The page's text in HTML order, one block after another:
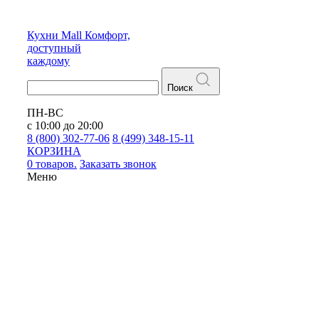
Кухни Mall Комфорт,
доступный
каждому
Поиск
ПН-ВС
с 10:00 до 20:00
8 (800) 302-77-06 8 (499) 348-15-11
КОРЗИНА
0 товаров. Заказать звонок
Меню